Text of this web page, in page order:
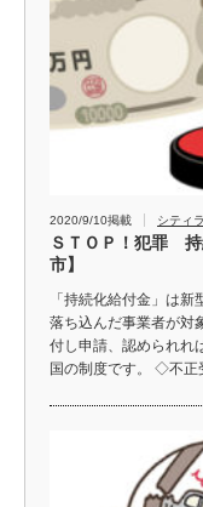
2020/9/10掲載 シティ
ＳＴＯＰ！犯罪 持
市】
「持続化給付金」は
落ち込んだ事業者が対
付し申請、認められれ
国の制度です。 ◇不